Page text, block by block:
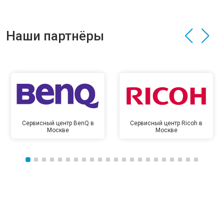
Наши партнёры
Сервисный центр BenQ в
Москве
Сервисный центр Ricoh в
Москве